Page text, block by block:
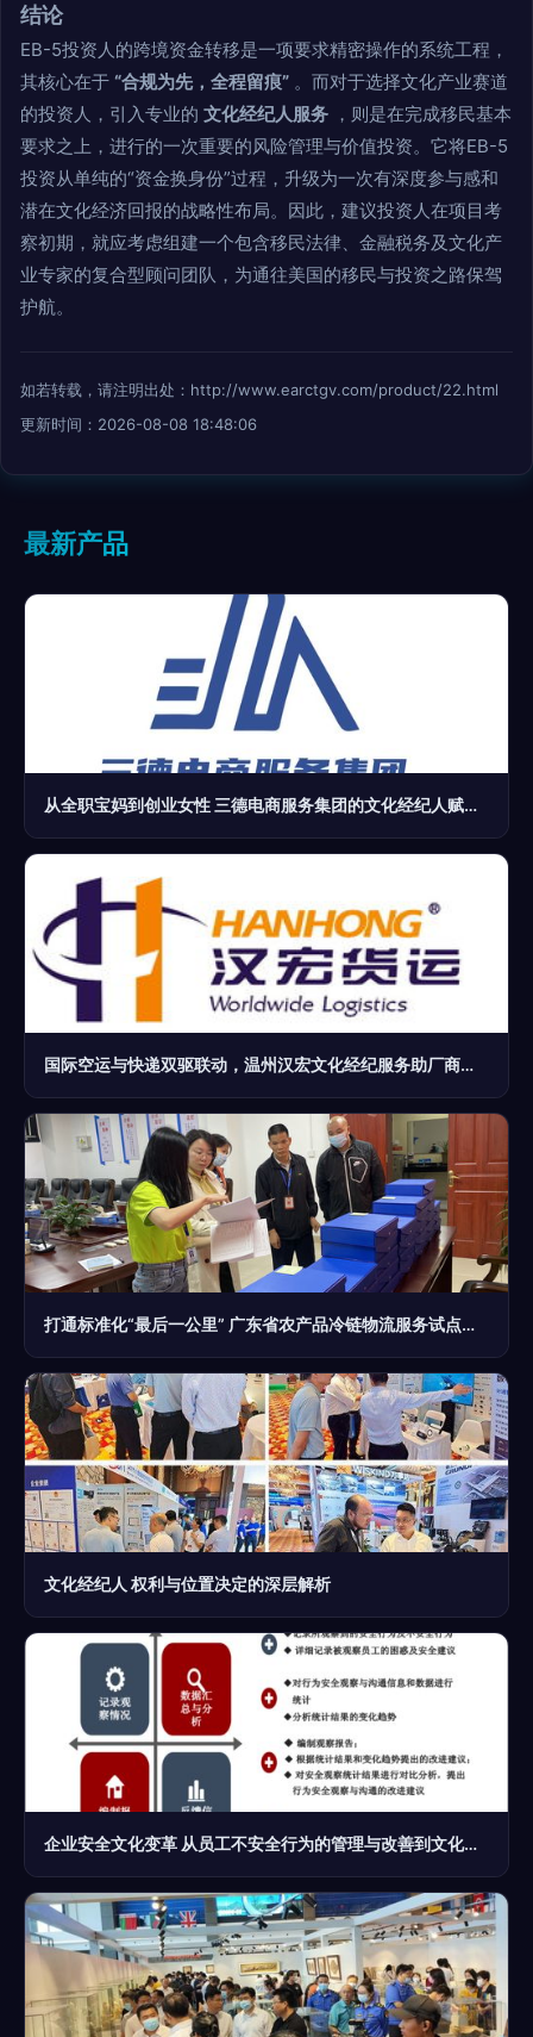
结论
EB-5投资人的跨境资金转移是一项要求精密操作的系统工程，
其核心在于 “合规为先，全程留痕” 。而对于选择文化产业赛道
的投资人，引入专业的 文化经纪人服务 ，则是在完成移民基本
要求之上，进行的一次重要的风险管理与价值投资。它将EB-5
投资从单纯的“资金换身份”过程，升级为一次有深度参与感和
潜在文化经济回报的战略性布局。因此，建议投资人在项目考
察初期，就应考虑组建一个包含移民法律、金融税务及文化产
业专家的复合型顾问团队，为通往美国的移民与投资之路保驾
护航。
如若转载，请注明出处：http://www.earctgv.com/product/22.html
更新时间：2026-08-08 18:48:06
最新产品
从全职宝妈到创业女性 三德电商服务集团的文化经纪人赋能之路
国际空运与快递双驱联动，温州汉宏文化经纪服务助厂商赋能新走势
打通标准化“最后一公里” 广东省农产品冷链物流服务试点稳步推进，开启文化经纪新范式
文化经纪人 权利与位置决定的深层解析
企业安全文化变革 从员工不安全行为的管理与改善到文化经纪人的服务升级